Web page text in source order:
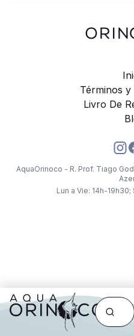
Términos y
Livro De
AquaOrinoco - R. Prof. Tiago
Lun a Vie: 14h-19h30;